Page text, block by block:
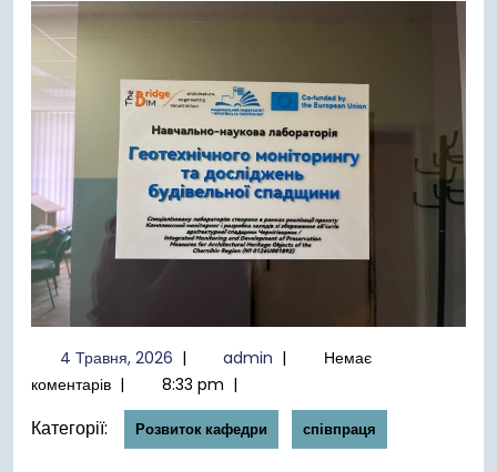
4 Травня, 20264
Травня,
2026
| admin admin
|
Немає
коментарів | 8:33 pm |
Категорії: Розвиток кафедри співпраця